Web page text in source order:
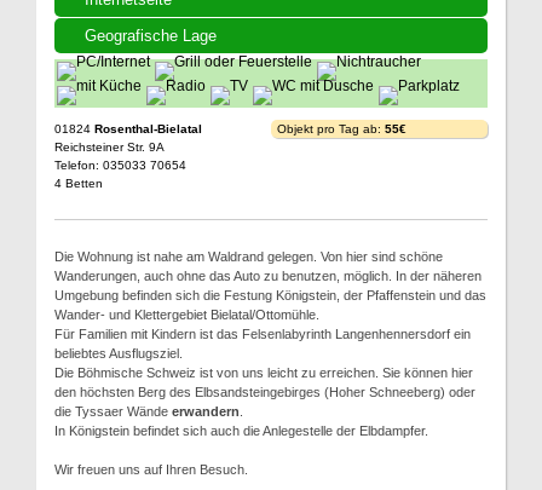
Geografische Lage
01824 Rosenthal-Bielatal
Reichsteiner Str. 9A
Telefon: 035033 70654
4 Betten
Objekt pro Tag ab: 55€
Die Wohnung ist nahe am Waldrand gelegen. Von hier sind schöne
Wanderungen, auch ohne das Auto zu benutzen, möglich. In der näheren
Umgebung befinden sich die Festung Königstein, der Pfaffenstein und das
Wander- und Klettergebiet Bielatal/Ottomühle.
Für Familien mit Kindern ist das Felsenlabyrinth Langenhennersdorf ein
beliebtes Ausflugsziel.
Die Böhmische Schweiz ist von uns leicht zu erreichen. Sie können hier
den höchsten Berg des Elbsandsteingebirges (Hoher Schneeberg) oder
die Tyssaer Wände erwandern
In Königstein befindet sich auch die Anlegestelle der Elbdampfer.
Wir freuen uns auf Ihren Besuch.